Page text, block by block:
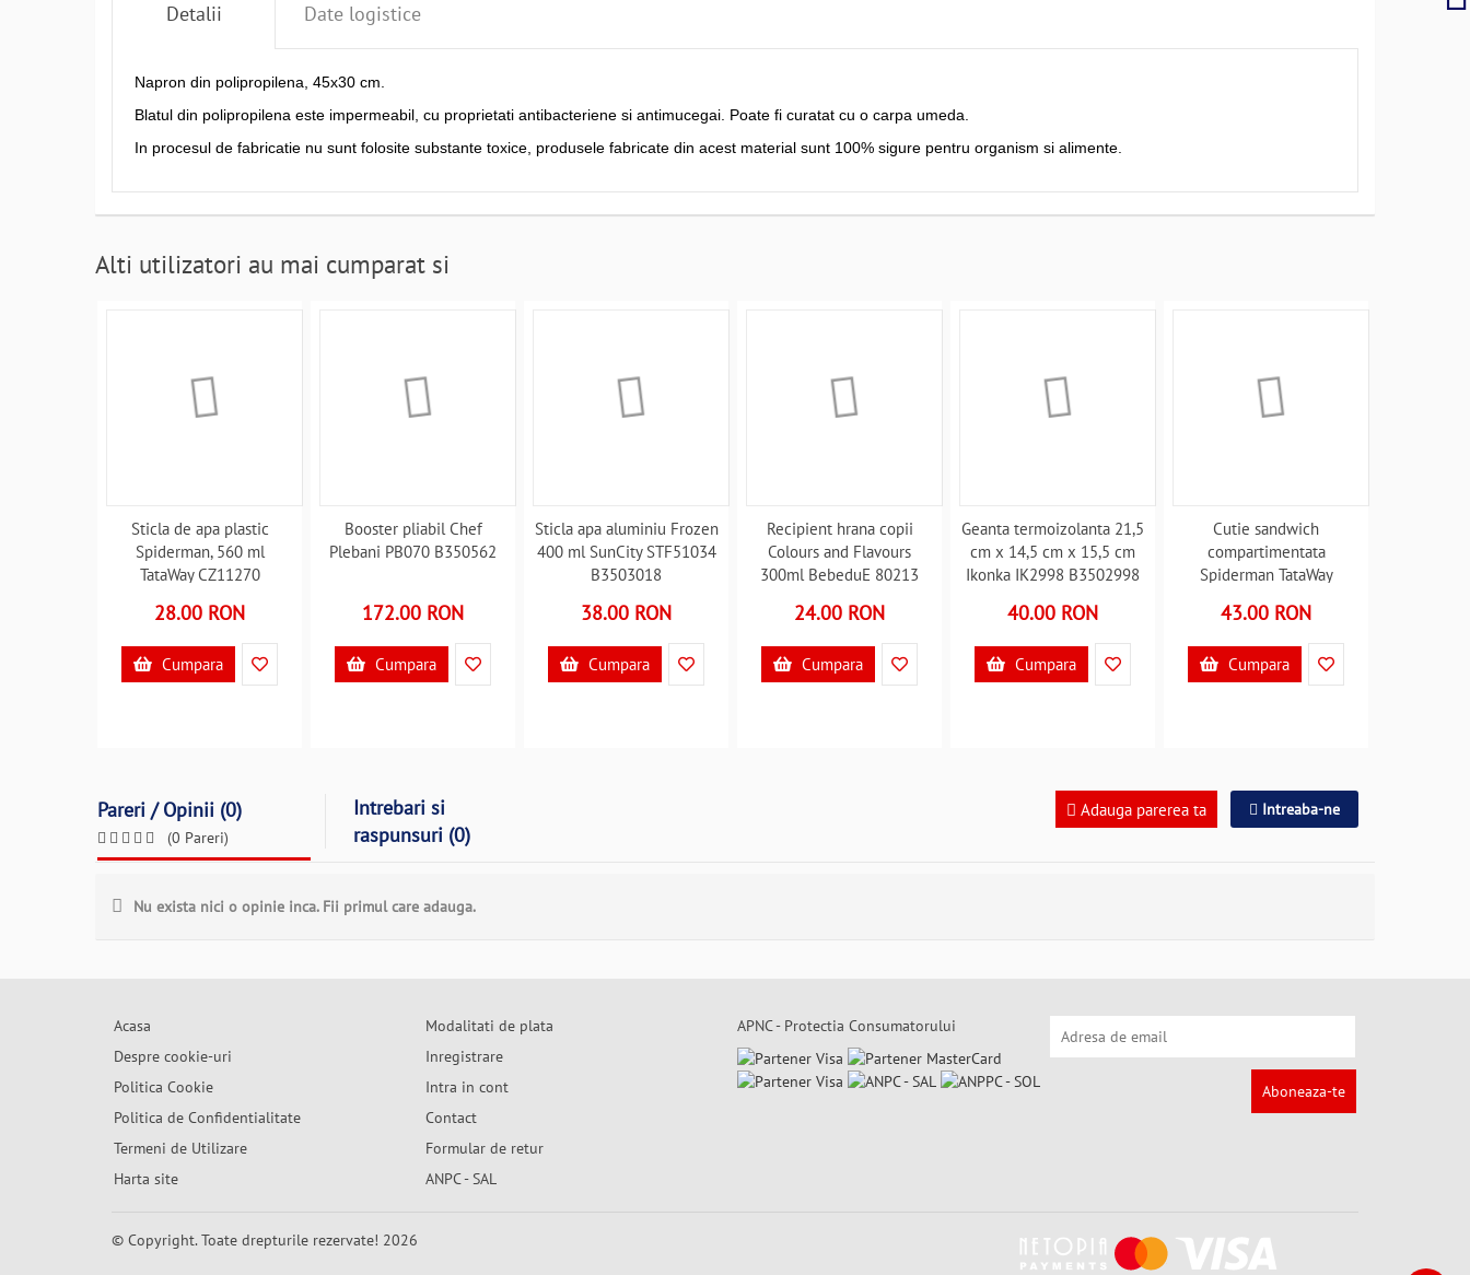
Detalii Date logistice
Napron din polipropilena, 45x30 cm.
Blatul din polipropilena este impermeabil, cu proprietati antibacteriene si antimucegai. Poate fi curatat cu o carpa umeda.
In procesul de fabricatie nu sunt folosite substante toxice, produsele fabricate din acest material sunt 100% sigure pentru organism si alimente.
Alti utilizatori au mai cumparat si
Sticla de apa plastic
Spiderman, 560 ml
TataWay CZ11270
28.00 RON
Cumpara
Booster pliabil Chef
Plebani PB070 B350562
172.00 RON
Cumpara
Sticla apa aluminiu Frozen
400 ml SunCity STF51034
B3503018
38.00 RON
Cumpara
Recipient hrana copii
Colours and Flavours
300ml BebeduE 80213
24.00 RON
Cumpara
Geanta termoizolanta 21,5
cm x 14,5 cm x 15,5 cm
Ikonka IK2998 B3502998
40.00 RON
Cumpara
Cutie sandwich
compartimentata
Spiderman TataWay
43.00 RON
Cumpara
Pareri / Opinii (0)
(0 Pareri)
Intrebari si
raspunsuri (0)
Adauga parerea ta Intreaba-ne
Nu exista nici o opinie inca. Fii primul care adauga.
Acasa
Despre cookie-uri
Politica Cookie
Politica de Confidentialitate
Termeni de Utilizare
Harta site
Modalitati de plata
Inregistrare
Intra in cont
Contact
Formular de retur
ANPC - SAL
APNC - Protectia Consumatorului
Aboneaza-te
© Copyright. Toate drepturile rezervate! 2026